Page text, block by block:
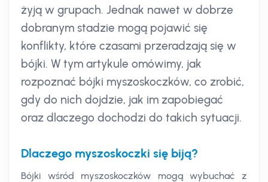
żyją w grupach. Jednak nawet w dobrze
dobranym stadzie mogą pojawić się
konflikty, które czasami przeradzają się w
bójki. W tym artykule omówimy, jak
rozpoznać bójki myszoskoczków, co zrobić,
gdy do nich dojdzie, jak im zapobiegać
oraz dlaczego dochodzi do takich sytuacji.
Dlaczego myszoskoczki się biją?
Bójki wśród myszoskoczków mogą wybuchać z